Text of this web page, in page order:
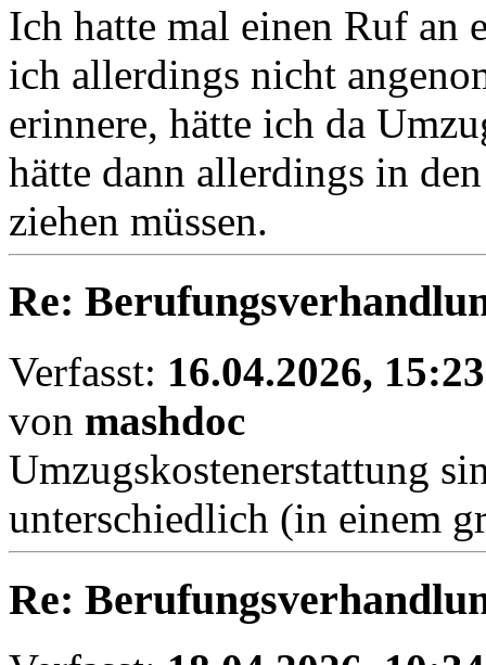
Ich hatte mal einen Ruf an
ich allerdings nicht
erinnere, hätte ich da
hätte dann allerdings in
ziehen müssen.
Re:
Verfasst: 16.04.2026, 15:23
von mashdoc
Umzugskostenerstattung
unterschiedlich (in einem
Re: